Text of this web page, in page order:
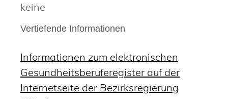
keine
Vertiefende Informationen
Informationen zum elektronischen
Gesundheitsberuferegister auf der
Internetseite der Bezirksregierung